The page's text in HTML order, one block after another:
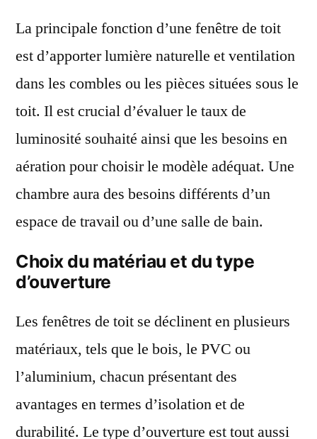
La principale fonction d’une fenêtre de toit
est d’apporter lumière naturelle et ventilation
dans les combles ou les pièces situées sous le
toit. Il est crucial d’évaluer le taux de
luminosité souhaité ainsi que les besoins en
aération pour choisir le modèle adéquat. Une
chambre aura des besoins différents d’un
espace de travail ou d’une salle de bain.
Choix du matériau et du type
d’ouverture
Les fenêtres de toit se déclinent en plusieurs
matériaux, tels que le bois, le PVC ou
l’aluminium, chacun présentant des
avantages en termes d’isolation et de
durabilité. Le type d’ouverture est tout aussi